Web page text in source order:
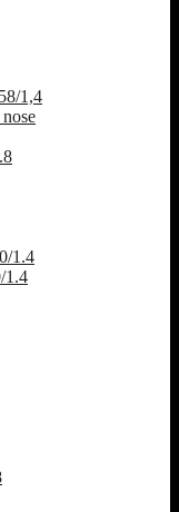
1,4
1.4
1.4